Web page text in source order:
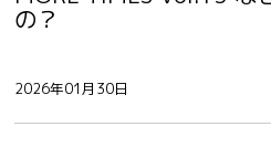
の？
2026年01月30日